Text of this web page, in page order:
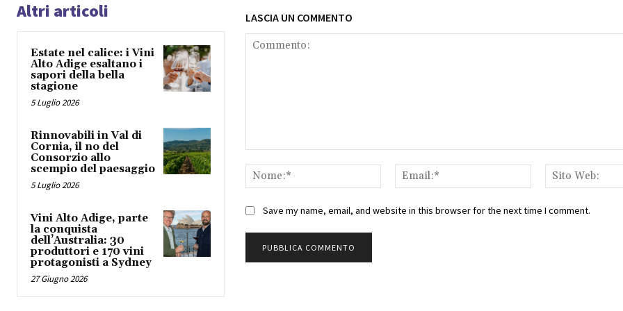
Altri articoli
Estate nel calice: i Vini
Alto Adige esaltano i
sapori della bella
stagione
5 Luglio 2026
Rinnovabili in Val di
Cornia, il no del
Consorzio allo
scempio del paesaggio
5 Luglio 2026
Vini Alto Adige, parte
la conquista
dell’Australia: 30
produttori e 170 vini
protagonisti a Sydney
27 Giugno 2026
LASCIA UN COMMENTO
Nome:*
Email:*
Save my name, email, and website in this browser for the next time I comment.